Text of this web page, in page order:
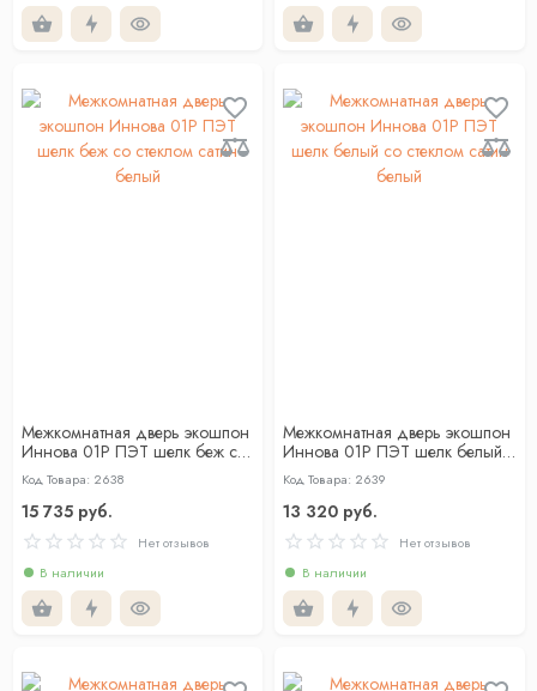
Межкомнатная дверь экошпон
Иннова 01Р ПЭТ шелк беж со
стеклом сатин белый
Код Товара: 2638
15 735 руб.
Нет отзывов
В наличии
Межкомнатная дверь экошпон
Иннова 01Р ПЭТ шелк белый
со стеклом сатин белый
Код Товара: 2639
13 320 руб.
Нет отзывов
В наличии